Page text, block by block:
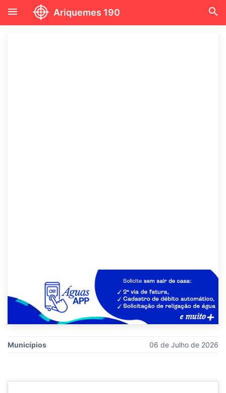
menu Ariquemes 190 search
Municípios 06 de Julho de 2026